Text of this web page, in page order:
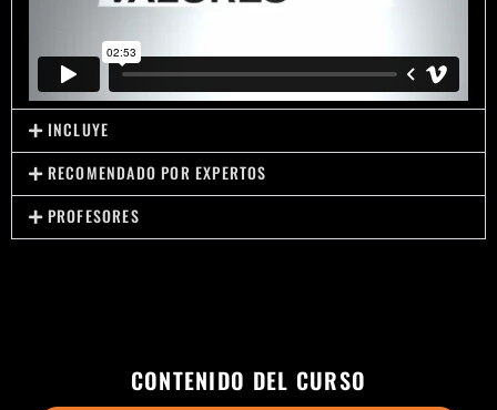
INCLUYE
RECOMENDADO POR EXPERTOS
PROFESORES
CONTENIDO DEL CURSO